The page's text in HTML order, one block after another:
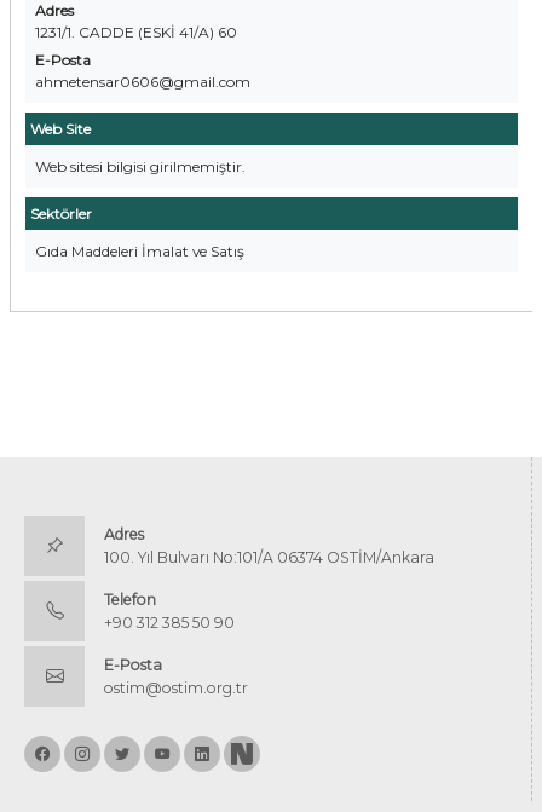
Adres
1231/1. CADDE (ESKİ 41/A) 60
E-Posta
ahmetensar0606@gmail.com
Web Site
Web sitesi bilgisi girilmemiştir.
Sektörler
Gıda Maddeleri İmalat ve Satış
Adres
100. Yıl Bulvarı No:101/A 06374 OSTİM/Ankara
Telefon
+90 312 385 50 90
E-Posta
ostim@ostim.org.tr